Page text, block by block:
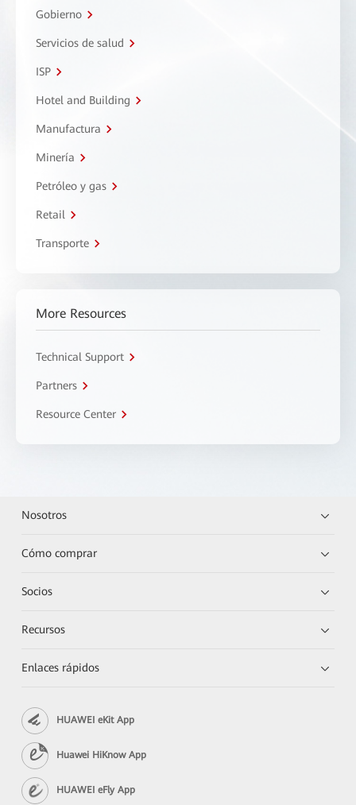
Gobierno
Servicios de salud
ISP
Hotel and Building
Manufactura
Minería
Petróleo y gas
Retail
Transporte
More Resources
Technical Support
Partners
Resource Center
Nosotros
Cómo comprar
Socios
Recursos
Enlaces rápidos
HUAWEI eKit App
Huawei HiKnow App
HUAWEI eFly App